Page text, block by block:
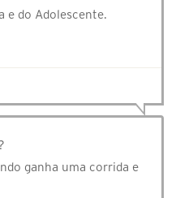
e do Adolescente.
ganha uma corrida e